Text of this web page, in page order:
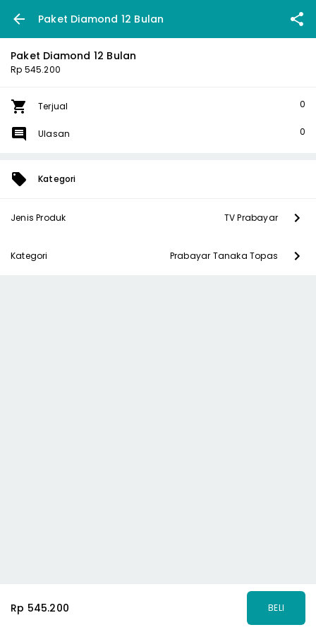
Paket Diamond 12 Bulan
Paket Diamond 12 Bulan
Rp 545.200
Terjual 0
Ulasan 0
Kategori
Jenis Produk TV Prabayar
Kategori Prabayar Tanaka Topas
Rp 545.200 BELI